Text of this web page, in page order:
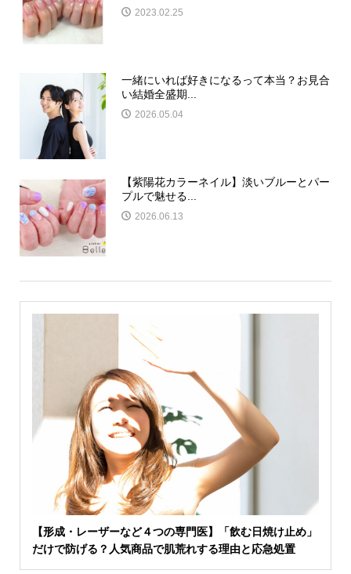
2023.02.25
一緒にいれば好きになるって本当？お見合
い結婚全盛期...
2026.05.04
【紫陽花カラーネイル】淡いブルーとパー
プルで魅せる...
2026.06.13
【形成・レーザーなど４つの専門医】「飲む日焼け止め」
だけで防げる？人気商品で肌荒れする理由と応急処置